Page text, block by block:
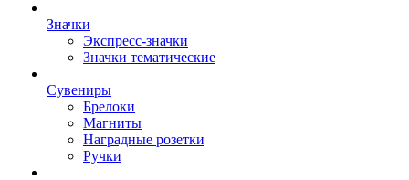
Значки
Экспресс-значки
Значки тематические
Сувениры
Брелоки
Магниты
Наградные розетки
Ручки